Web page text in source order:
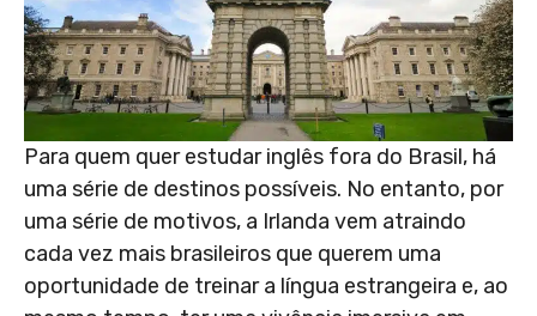
Para quem quer estudar inglês fora do Brasil, há
uma série de destinos possíveis. No entanto, por
uma série de motivos, a Irlanda vem atraindo
cada vez mais brasileiros que querem uma
oportunidade de treinar a língua estrangeira e, ao